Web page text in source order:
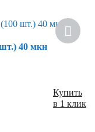
40 мкн
Купить
в 1 клик